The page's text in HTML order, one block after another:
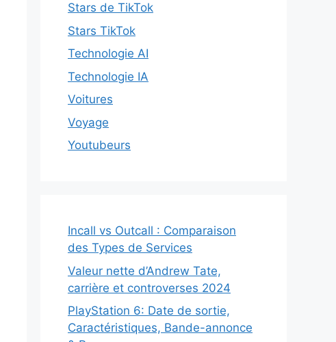
Stars de TikTok
Stars TikTok
Technologie AI
Technologie IA
Voitures
Voyage
Youtubeurs
Incall vs Outcall : Comparaison
des Types de Services
Valeur nette d’Andrew Tate,
carrière et controverses 2024
PlayStation 6: Date de sortie,
Caractéristiques, Bande-annonce